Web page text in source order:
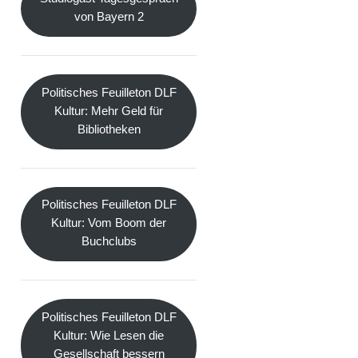
von Bayern 2
Politisches Feuilleton DLF
Kultur: Mehr Geld für
Bibliotheken
Politisches Feuilleton DLF
Kultur: Vom Boom der
Buchclubs
Politisches Feuilleton DLF
Kultur: Wie Lesen die
Gesellschaft bessern